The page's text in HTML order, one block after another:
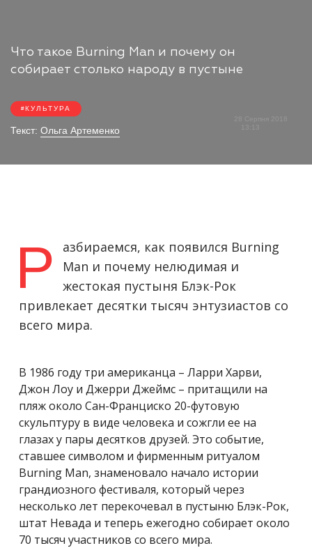
Что такое Burning Man и почему он
собирает столько народу в пустыне
КУЛЬТУРА
Текст: Ольга Артеменко
Р
азбираемся, как появился Burning
Man и почему нелюдимая и
жестокая пустыня Блэк-Рок
привлекает десятки тысяч энтузиастов со
всего мира.
В 1986 году три американца – Ларри Харви,
Джон Лоу и Джерри Джеймс – притащили на
пляж около Сан-Франциско 20-футовую
скульптуру в виде человека и сожгли ее на
глазах у пары десятков друзей. Это событие,
ставшее символом и фирменным ритуалом
Burning Man, знаменовало начало истории
грандиозного фестиваля, который через
несколько лет перекочевал в пустыню Блэк-Рок,
штат Невада и теперь ежегодно собирает около
70 тысяч участников со всего мира.